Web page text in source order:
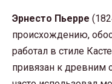
Эрнесто Пьерре
происхождению,
работал в стиле
привязан к древним